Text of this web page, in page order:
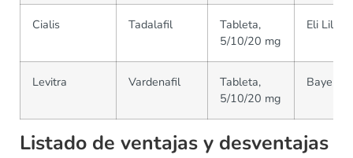
Cialis Tadalafil
Tableta,
5/10/20 mg
Eli Lilly
Levitra Vardenafil
Tableta,
5/10/20 mg
Bayer
Listado de ventajas y desventajas